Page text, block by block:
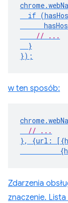
chrome.
if (
// ...
}
});
w ten sposób:
chrome.
// ...
},
{url : [{
{
Zdarzenia
znaczenie.